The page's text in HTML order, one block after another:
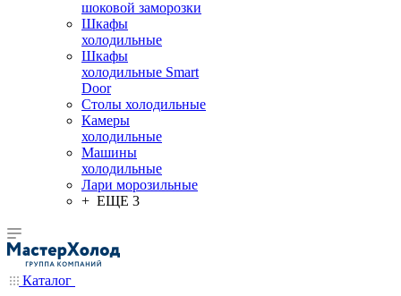
шоковой заморозки
Шкафы
холодильные
Шкафы
холодильные Smart
Door
Столы холодильные
Камеры
холодильные
Машины
холодильные
Лари морозильные
+ ЕЩЕ 3
Каталог